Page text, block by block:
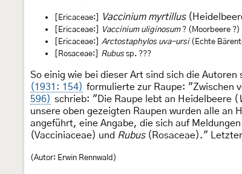
[Ericaceae:] Vaccinium myrtillus
[Ericaceae:] Vaccinium uliginosum? (Moorbeere ?)
[Ericaceae:]
Arctostaphylos uva-ursi(Echte
[Rosaceae:]
Rubussp. ???
So einig wie bei dieser Art sind sich die Autoren
(1931: 154) formulierte zur Raupe: "Zwischen
596) schrieb: "Die Raupe lebt an Heidelbeere (
unsere oben gezeigten Raupen wurden alle an
angeführt, eine Angabe, die sich auf
(Vacciniaceae) und Rubus(Rosaceae)."
(Autor: Erwin Rennwald)